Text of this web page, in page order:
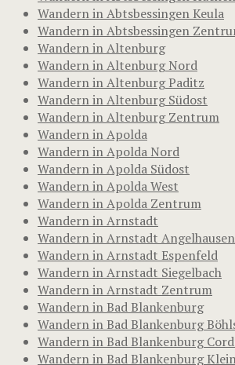
Wandern in Abtsbessingen Keula
Wandern in Abtsbessingen
Wandern in Altenburg
Wandern in Altenburg Nord
Wandern in Altenburg Paditz
Wandern in Altenburg Südost
Wandern in Altenburg Zentrum
Wandern in Apolda
Wandern in Apolda Nord
Wandern in Apolda Südost
Wandern in Apolda West
Wandern in Apolda Zentrum
Wandern in Arnstadt
Wandern in Arnstadt Angelhausen
Wandern in Arnstadt Espenfeld
Wandern in Arnstadt Siegelbach
Wandern in Arnstadt Zentrum
Wandern in Bad Blankenburg
Wandern in Bad Blankenburg
Wandern in Bad Blankenburg
Wandern in Bad Blankenburg